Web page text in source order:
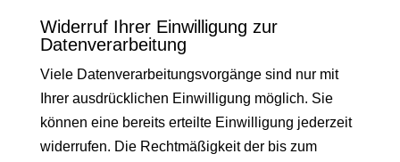
Widerruf Ihrer Einwilligung zur
Datenverarbeitung
Viele Datenverarbeitungsvorgänge sind nur mit
Ihrer ausdrücklichen Einwilligung möglich. Sie
können eine bereits erteilte Einwilligung jederzeit
widerrufen. Die Rechtmäßigkeit der bis zum